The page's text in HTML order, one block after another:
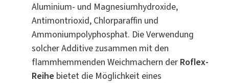
Aluminium- und Magnesiumhydroxide,
Antimontrioxid, Chlorparaffin und
Ammoniumpolyphosphat. Die Verwendung
solcher Additive zusammen mit den
flammhemmenden Weichmachern der Roflex-
Reihe bietet die Möglichkeit eines